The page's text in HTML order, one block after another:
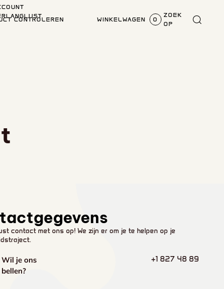
CONTROLEREN WINKELWAGEN 0
ZOEK
OP
contact met ons op! We zijn er om je te helpen op je
Wil je ons
bellen?
+1 827 48 89